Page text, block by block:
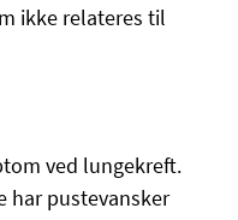
ikke relateres til
ved lungekreft.
har pustevansker